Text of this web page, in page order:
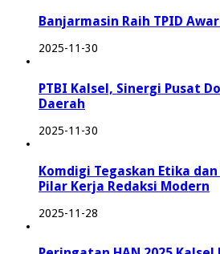
Banjarmasin Raih TPID
2025-11-30
PTBI Kalsel, Sinergi Pusat
Daerah
2025-11-30
Komdigi Tegaskan Etika
Pilar Kerja Redaksi Modern
2025-11-28